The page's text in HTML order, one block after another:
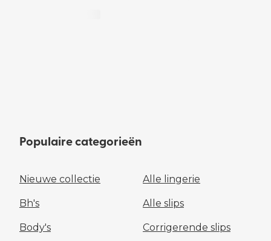
Populaire categorieën
Nieuwe collectie Alle lingerie
Bh's Alle slips
Body's Corrigerende slips